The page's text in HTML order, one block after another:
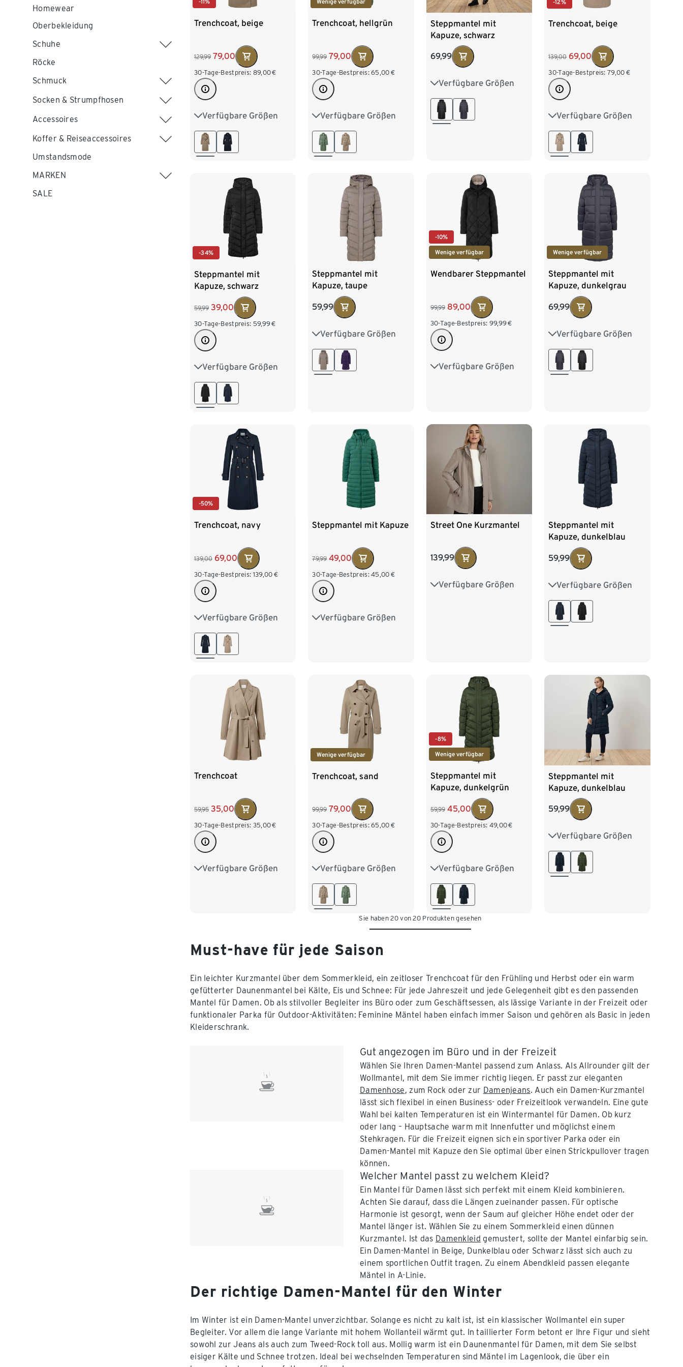
Homewear
Oberbekleidung
Schuhe
Röcke
Schmuck
Socken & Strumpfhosen
Accessoires
Koffer & Reiseaccessoires
Umstandsmode
MARKEN
SALE
-11%
Trenchcoat, beige
129,99 79,00
30-Tage-Bestpreis: 89,00€
Verfügbare Größen
36 38 40 42
44 46
Wenige verfügbar
Trenchcoat, hellgrün
99,99 79,00
30-Tage-Bestpreis: 65,00 €
Verfügbare Größen
34 36 38 40
42 44
Steppmantel mit
Kapuze, schwarz
69,99
Verfügbare Größen
36 38 40 42
44 46
-12%
Trenchcoat, beige
139,00 69,00
30-Tage-Bestpreis: 79,00 €
Verfügbare Größen
36 38 40 42
44 46
-34%
Steppmantel mit
Kapuze, schwarz
59,99 39,00
30-Tage-Bestpreis: 59,99€
Verfügbare Größen
36 38 40 42
44 46
Steppmantel mit
Kapuze, taupe
59,99
Verfügbare Größen
36 38 40 42
44 46
-10%
Wenige verfügbar
Wendbarer Steppmantel
99,99 89,00
30-Tage-Bestpreis: 99,99€
Verfügbare Größen
36 38 40 42
Wenige verfügbar
Steppmantel mit
Kapuze, dunkelgrau
69,99
Verfügbare Größen
36 38 40 42
44 46
-50%
Trenchcoat, navy
139,00 69,00
30-Tage-Bestpreis: 139,00 €
Verfügbare Größen
36 38 40 42
44 46
Steppmantel mit Kapuze
79,99 49,00
30-Tage-Bestpreis: 45,00 €
Verfügbare Größen
36 38 40 42
Street One Kurzmantel
139,99
Verfügbare Größen
36 38 40 42
Steppmantel mit
Kapuze, dunkelblau
59,99
Verfügbare Größen
36 38 40 42
44 46
Trenchcoat
59,95 35,00
30-Tage-Bestpreis: 35,00€
Verfügbare Größen
36 38 40 42
Wenige verfügbar
Trenchcoat, sand
99,99 79,00
30-Tage-Bestpreis: 65,00 €
Verfügbare Größen
34 36 38 40
42 44
-8%
Wenige verfügbar
Steppmantel mit
Kapuze, dunkelgrün
59,99 45,00
30-Tage-Bestpreis: 49,00€
Verfügbare Größen
36 38 40 42
44 46
Steppmantel mit
Kapuze, dunkelblau
59,99
Verfügbare Größen
36 38 40 42
44 46
Sie haben 20 von 20 Produkten gesehen
Must-have für jede Saison
Ein leichter Kurzmantel über dem Sommerkleid, ein zeitloser Trenchcoat für den Frühling und Herbst oder ein warm
gefütterter Daunenmantel bei Kälte, Eis und Schnee: Für jede Jahreszeit und jede Gelegenheit gibt es den passenden
Mantel für Damen. Ob als stilvoller Begleiter ins Büro oder zum Geschäftsessen, als lässige Variante in der Freizeit oder
funktionaler Parka für Outdoor-Aktivitäten: Feminine Mäntel haben einfach immer Saison und gehören als Basic in jeden
Kleiderschrank.
Gut angezogen im Büro und in der Freizeit
Wählen Sie Ihren Damen-Mantel passend zum Anlass. Als Allrounder gilt der
Wollmantel, mit dem Sie immer richtig liegen. Er passt zur eleganten
Damenhose, zum Rock oder zur Damenjeans. Auch ein Damen-Kurzmantel
lässt sich flexibel in einen Business- oder Freizeitlook verwandeln. Eine gute
Wahl bei kalten Temperaturen ist ein Wintermantel für Damen. Ob kurz
oder lang – Hauptsache warm mit Innenfutter und möglichst einem
Stehkragen. Für die Freizeit eignen sich ein sportiver Parka oder ein
Damen-Mantel mit Kapuze den Sie optimal über einen Strickpullover tragen
können.
Welcher Mantel passt zu welchem Kleid?
Ein Mantel für Damen lässt sich perfekt mit einem Kleid kombinieren.
Achten Sie darauf, dass die Längen zueinander passen. Für optische
Harmonie ist gesorgt, wenn der Saum auf gleicher Höhe endet oder der
Mantel länger ist. Wählen Sie zu einem Sommerkleid einen dünnen
Kurzmantel. Ist das Damenkleid gemustert, sollte der Mantel einfarbig sein.
Ein Damen-Mantel in Beige, Dunkelblau oder Schwarz lässt sich auch zu
einem sportlichen Outfit tragen. Zu einem Abendkleid passen elegante
Mäntel in A-Linie.
Der richtige Damen-Mantel für den Winter
Im Winter ist ein Damen-Mantel unverzichtbar. Solange es nicht zu kalt ist, ist ein klassischer Wollmantel ein super
Begleiter. Vor allem die lange Variante mit hohem Wollanteil wärmt gut. In taillierter Form betont er Ihre Figur und sieht
sowohl zur Jeans als auch zum Tweed-Rock toll aus. Mollig warm ist ein Daunenmantel für Damen, mit dem Sie selbst
eisiger Kälte und Schnee trotzen. Ideal bei wechselnden Temperaturen sind Mäntel im Lagenlook, die über ein